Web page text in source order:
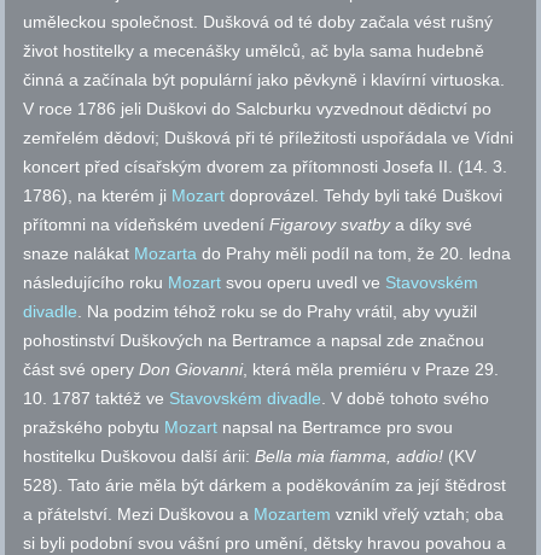
uměleckou společnost. Dušková od té doby začala vést rušný
život hostitelky a mecenášky umělců, ač byla sama hudebně
činná a začínala být populární jako pěvkyně i klavírní virtuoska.
V roce 1786 jeli Duškovi do Salcburku vyzvednout dědictví po
zemřelém dědovi; Dušková při té příležitosti uspořádala ve Vídni
koncert před císařským dvorem za přítomnosti Josefa II. (14. 3.
1786), na kterém ji Mozart doprovázel. Tehdy byli také Duškovi
přítomni na vídeňském uvedeníFigarovy svatbya díky své
snaze nalákat Mozarta do Prahy měli podíl na tom, že 20. ledna
následujícího roku Mozart svou operu uvedl ve Stavovském
divadle. Na podzim téhož roku se do Prahy vrátil, aby využil
pohostinství Duškových na Bertramce a napsal zde značnou
část své operyDon Giovanni, která měla premiéru v Praze 29.
10. 1787 taktéž ve Stavovském divadle. V době tohoto svého
pražského pobytu Mozart napsal na Bertramce pro svou
hostitelku Duškovou další árii:Bella mia fiamma, addio! (KV
528). Tato árie měla být dárkem a poděkováním za její štědrost
a přátelství. Mezi Duškovou a Mozartem vznikl vřelý vztah; oba
si byli podobní svou vášní pro umění, dětsky hravou povahou a